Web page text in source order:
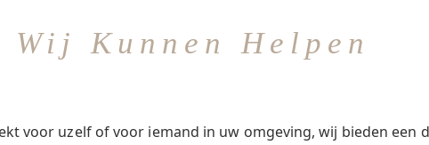
Wij Kunnen Helpen
voor uzelf of voor iemand in uw omgeving, wij bieden een